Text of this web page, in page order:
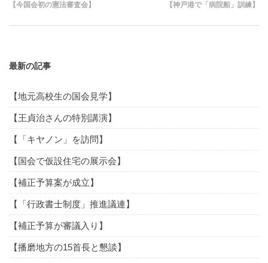
【今国会初の憲法審査会】 【神戸港で「病院船」訓練】
最新の記事
【地元高校生の国会見学】
【王貞治さんの特別講演】
【「キヤノン」を訪問】
【国会で仮設住宅の展示会】
【補正予算案が成立】
【「行政書士制度」推進議連】
【補正予算が審議入り】
【播磨地方の15首長と懇談】